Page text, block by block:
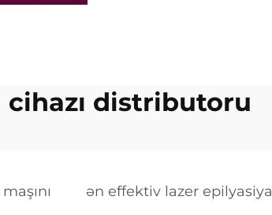
cihazı distributoru
ən effektiv lazer epilyasiya